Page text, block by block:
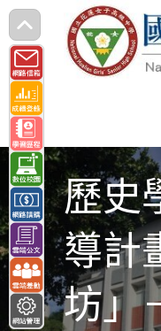
跳
轉
至
主
要
內
容
歷史
導計
坊」